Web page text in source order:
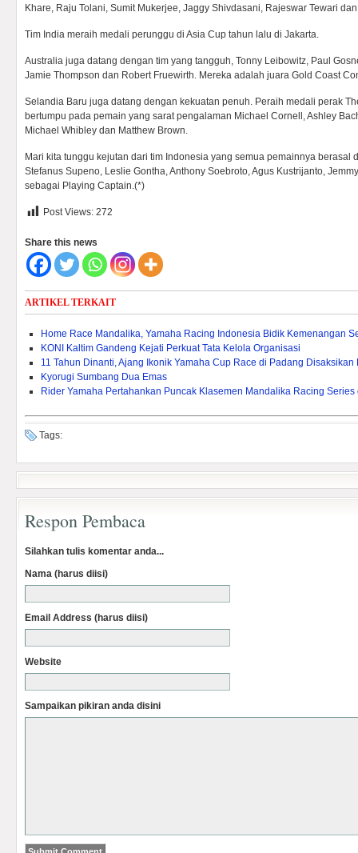
Khare, Raju Tolani, Sumit Mukerjee, Jaggy Shivdasani, Rajeswar Tewari
Tim India meraih medali perunggu di Asia Cup tahun lalu di Jakarta.
Australia juga datang dengan tim yang tangguh, Tonny Leibowitz, Paul
Jamie Thompson dan Robert Fruewirth. Mereka adalah juara Gold Coast
Selandia Baru juga datang dengan kekuatan penuh. Peraih medali perak
bertumpu pada pemain yang sarat pengalaman Michael Cornell, Ashley
Michael Whibley dan Matthew Brown.
Mari kita tunggu kejutan dari tim Indonesia yang semua pemainnya berasal
Stefanus Supeno, Leslie Gontha, Anthony Soebroto, Agus Kustrijanto,
sebagai Playing Captain.(*)
Post Views: 272
Share this news
ARTIKEL TERKAIT
Home Race Mandalika, Yamaha Racing Indonesia Bidik Kemenangan
KONI Kaltim Gandeng Kejati Perkuat Tata Kelola Organisasi
11 Tahun Dinanti, Ajang Ikonik Yamaha Cup Race di Padang
Kyorugi Sumbang Dua Emas
Rider Yamaha Pertahankan Puncak Klasemen Mandalika Racing
Tags:
Respon Pembaca
Silahkan tulis komentar anda...
Nama (harus diisi)
Email Address (harus diisi)
Website
Sampaikan pikiran anda disini